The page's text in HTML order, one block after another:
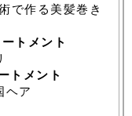
で作る美髪巻き
トメント
トメント
ヘア